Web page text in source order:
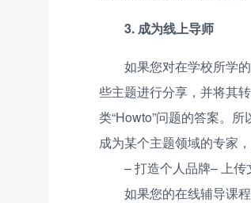
3. 成为线上导师
如果您对在学校所学
些主题进行分享，并将其
类“Howto”问题的答案。
成为某个主题领域的专家
– 打造个人品牌– 上
如果您的在线辅导课